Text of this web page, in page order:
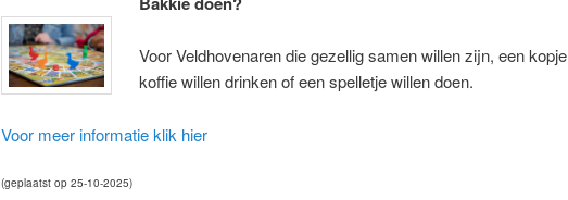
Voor Veldhovenaren die gezellig samen willen zijn, een kopje
koffie willen drinken of een spelletje willen doen.
Voor meer informatie klik hier
(geplaatst op 25-10-2025)